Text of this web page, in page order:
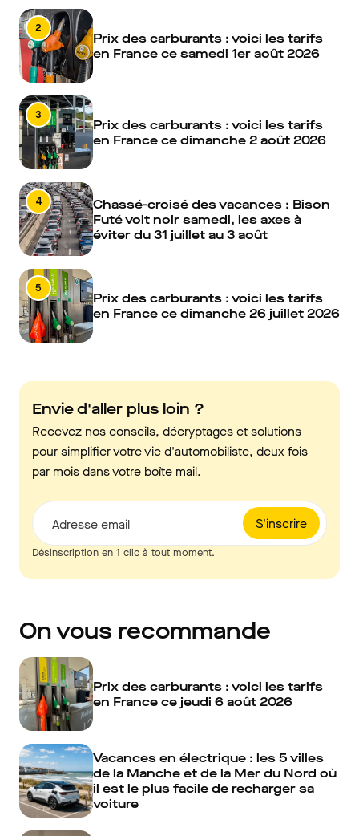
2
Prix des carburants : voici les tarifs
en France ce samedi 1er août 2026
3
Prix des carburants : voici les tarifs
en France ce dimanche 2 août 2026
4
Chassé-croisé des vacances : Bison
Futé voit noir samedi, les axes à
éviter du 31 juillet au 3 août
5
Prix des carburants : voici les tarifs
en France ce dimanche 26 juillet 2026
Envie d'aller plus loin ?
Recevez nos conseils, décryptages et solutions
pour simplifier votre vie d'automobiliste, deux fois
par mois dans votre boîte mail.
S'inscrire
Adresse email
Désinscription en 1 clic à tout moment.
On vous recommande
Prix des carburants : voici les tarifs
en France ce jeudi 6 août 2026
Vacances en électrique : les 5 villes
de la Manche et de la Mer du Nord où
il est le plus facile de recharger sa
voiture